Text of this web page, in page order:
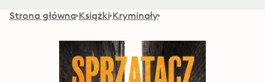
Strona główna Książki Kryminały